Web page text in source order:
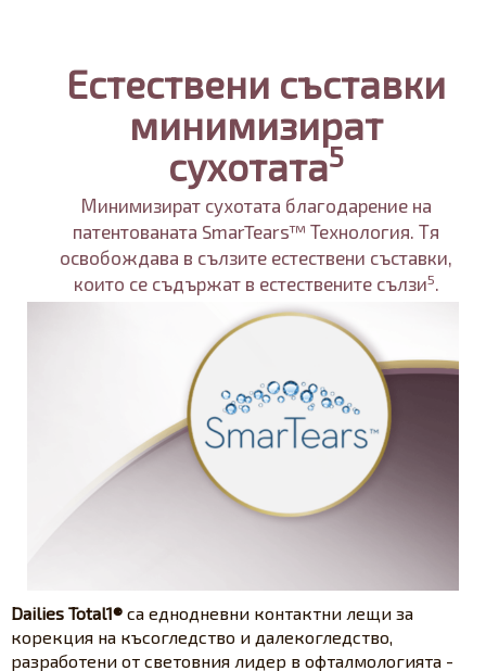
Естествени съставки
минимизират
сухотата5
Минимизират сухотата благодарение на
патентованата SmarTears™ Технология. Тя
освобождава в сълзите естествени съставки,
които се съдържат в естествените сълзи5.
Dailies Total1® са еднодневни контактни лещи за
корекция на късогледство и далекогледство,
разработени от световния лидер в офталмологията -